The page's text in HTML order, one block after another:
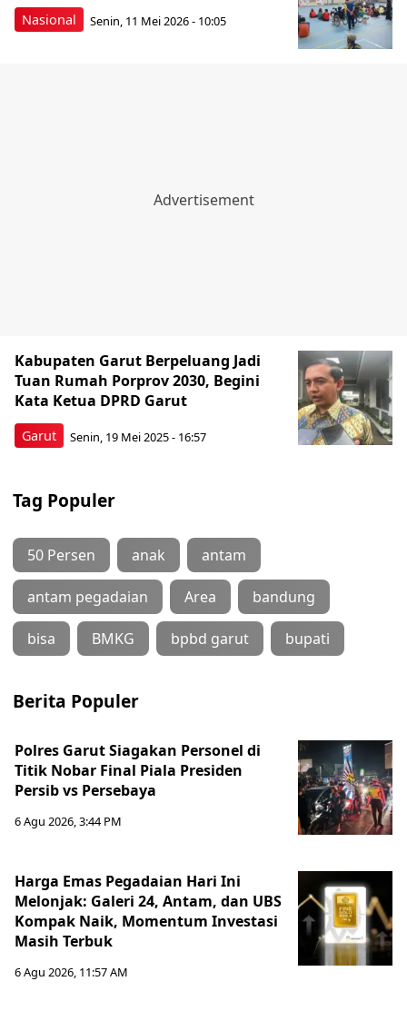
Nasional Senin, 11 Mei 2026 - 10:05
Garut
Kabupaten Garut Berpeluang Jadi
Tuan Rumah Porprov 2030, Begini
Kata Ketua DPRD Garut
Senin, 19 Mei 2025 - 16:57
Tag Populer
50 Persen anak antam
antam pegadaian Area bandung
bisa BMKG bpbd garut bupati
Berita Populer
Polres Garut Siagakan Personel di
Titik Nobar Final Piala Presiden
Persib vs Persebaya
6 Agu 2026, 3:44 PM
Harga Emas Pegadaian Hari Ini
Melonjak: Galeri 24, Antam, dan UBS
Kompak Naik, Momentum Investasi
Masih Terbuk
6 Agu 2026, 11:57 AM